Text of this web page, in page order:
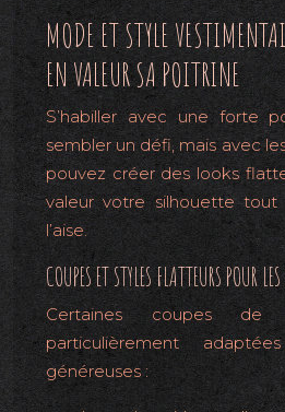
MODE ET STYLE
EN VALEUR SA POITRINE
S’habiller avec une forte
sembler un défi, mais avec
pouvez créer des looks
valeur votre silhouette
l’aise.
COUPES ET STYLES FLATTEURS POUR
Certaines coupes de
particulièrement
généreuses :